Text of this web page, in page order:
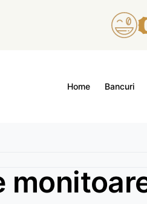
Home Bancuri